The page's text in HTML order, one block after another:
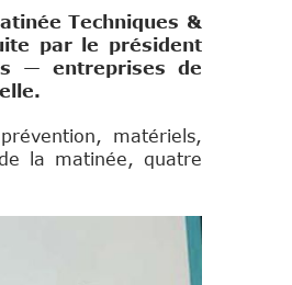
Techniques &
par le président
— entreprises de
matériels,
la matinée, quatre